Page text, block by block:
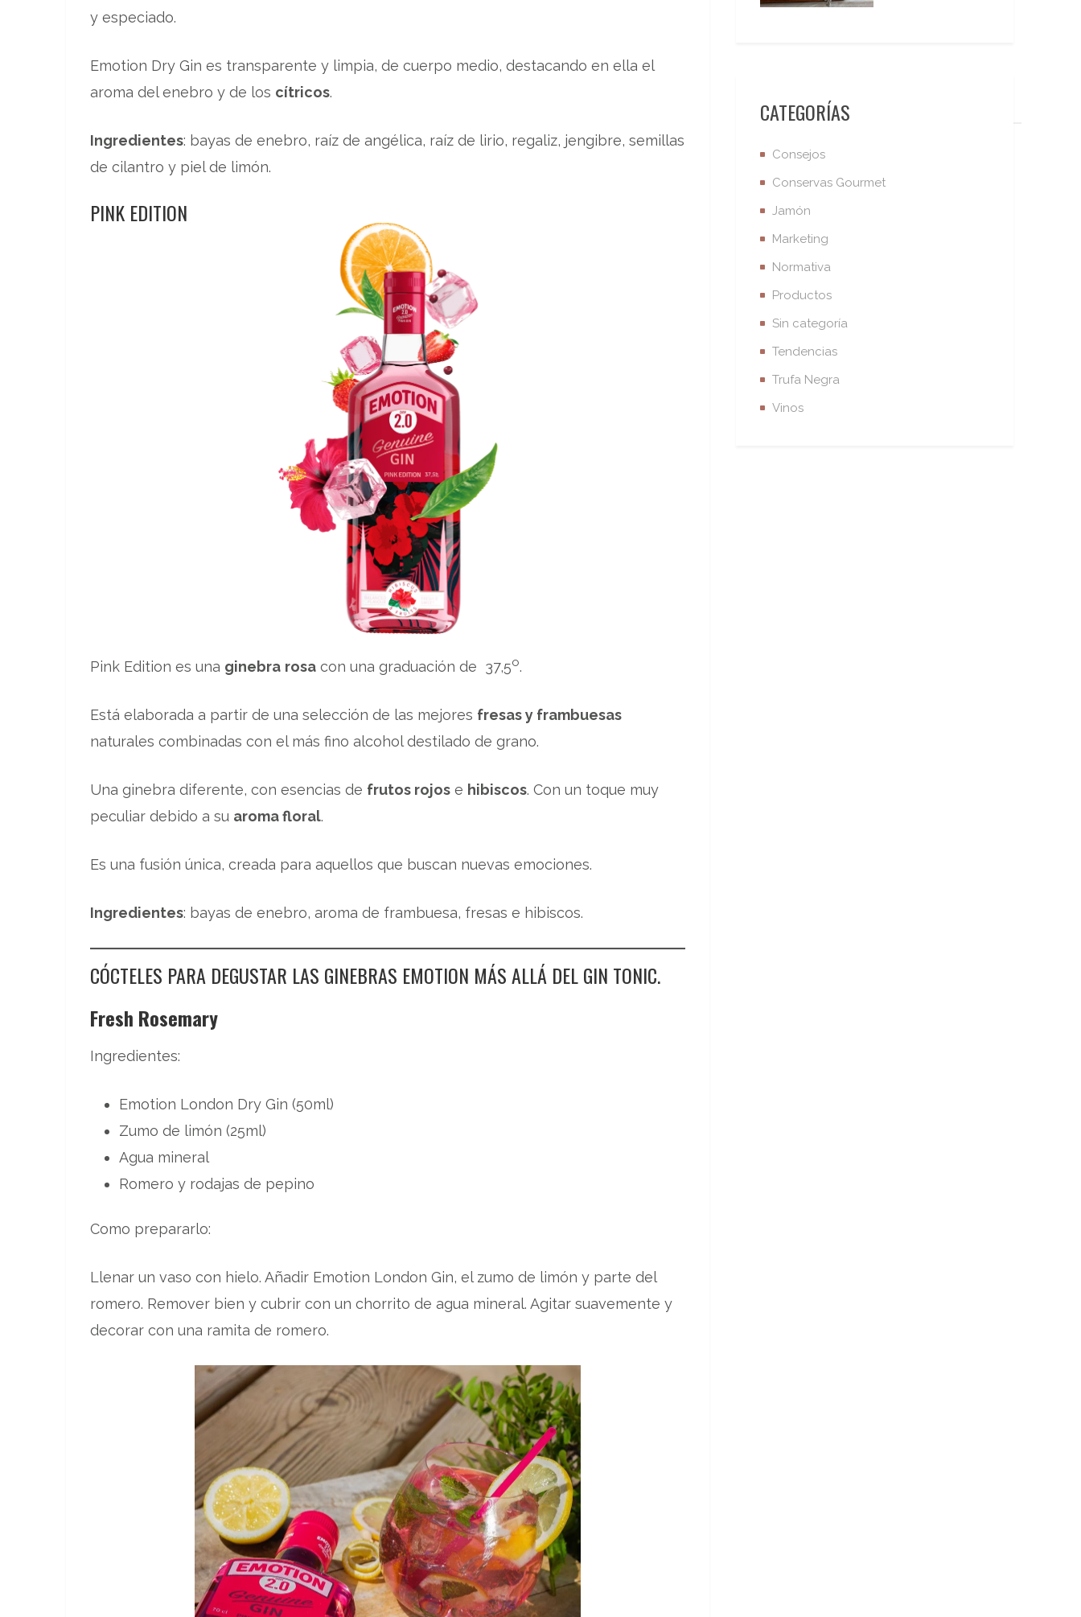
y especiado.
Emotion Dry Gin es transparente y limpia, de cuerpo medio, destacando en ella el
aroma del enebro y de los cítricos.
Ingredientes: bayas de enebro, raíz de angélica, raíz de lirio, regaliz, jengibre, semillas
de cilantro y piel de limón.
PINK EDITION
Pink Edition es una ginebra rosa con una graduación de 37,5o.
Está elaborada a partir de una selección de las mejores fresas y frambuesas
naturales combinadas con el más fino alcohol destilado de grano.
Una ginebra diferente, con esencias de frutos rojos e hibiscos. Con un toque muy
peculiar debido a su aroma floral.
Es una fusión única, creada para aquellos que buscan nuevas emociones.
Ingredientes: bayas de enebro, aroma de frambuesa, fresas e hibiscos.
CÓCTELES PARA DEGUSTAR LAS GINEBRAS EMOTION MÁS ALLÁ DEL GIN TONIC.
Fresh Rosemary
Ingredientes:
Emotion London Dry Gin (50ml)
Zumo de limón (25ml)
Agua mineral
Romero y rodajas de pepino
Como prepararlo:
Llenar un vaso con hielo. Añadir Emotion London Gin, el zumo de limón y parte del
romero. Remover bien y cubrir con un chorrito de agua mineral. Agitar suavemente y
decorar con una ramita de romero.
CATEGORÍAS
Consejos
Conservas Gourmet
Jamón
Marketing
Normativa
Productos
Sin categoría
Tendencias
Trufa Negra
Vinos